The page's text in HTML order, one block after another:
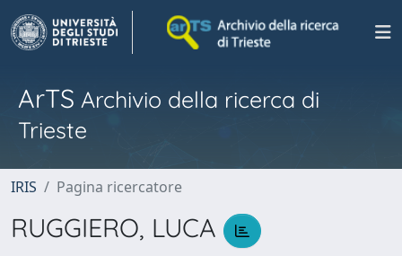
ArTS Archivio della ricerca di
Trieste
IRIS Pagina ricercatore
RUGGIERO, LUCA